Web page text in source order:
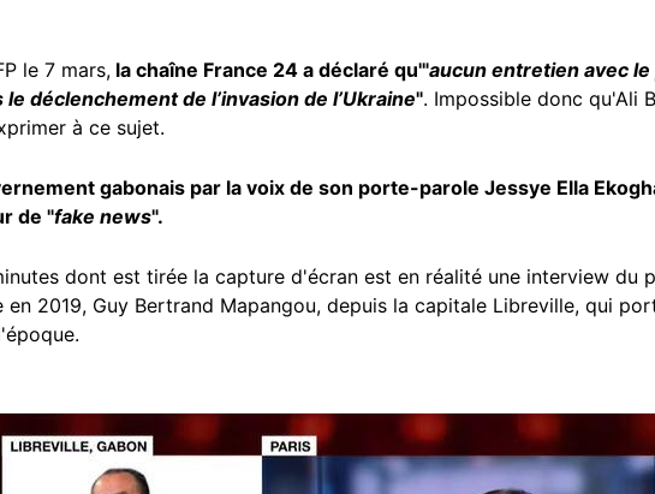
le 7 mars, la chaîne France 24 a déclaré qu'"aucun entretien avec
déclenchement de l’invasion de l’Ukraine". Impossible donc qu'Ali
à ce sujet.
gabonais par la voix de son porte-parole Jessye Ella
de "fake news".
dont est tirée la capture d'écran est en réalité une interview du
en 2019, Guy Bertrand Mapangou, depuis la capitale Libreville, qui